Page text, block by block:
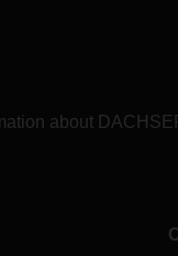
about